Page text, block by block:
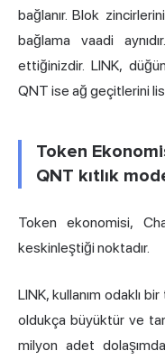
bağlanır. Blok
bağlama vaadi
ettiğinizdir. LINK,
QNT ise ağ geçitlerini
Token
QNT kıtlık
Token ekonomisi,
keskinleştiği noktadır.
LINK, kullanım odaklı
oldukça büyüktür ve
milyon adet